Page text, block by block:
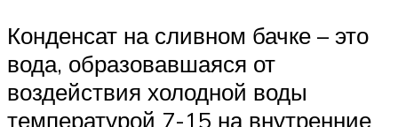
Конденсат на сливном бачке – это
вода, образовавшаяся от
воздействия холодной воды
температурой 7-15 на внутренние